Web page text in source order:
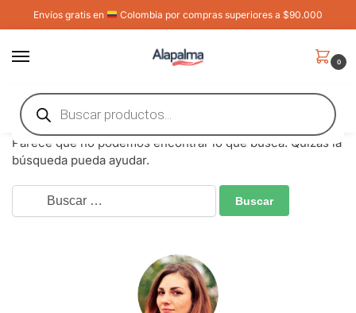
Envíos gratis en Colombia por compras superiores a $90.000
0
Inicio
Nada Encontrado
Parece que no podemos encontrar lo que busca. Quizás la
búsqueda pueda ayudar.